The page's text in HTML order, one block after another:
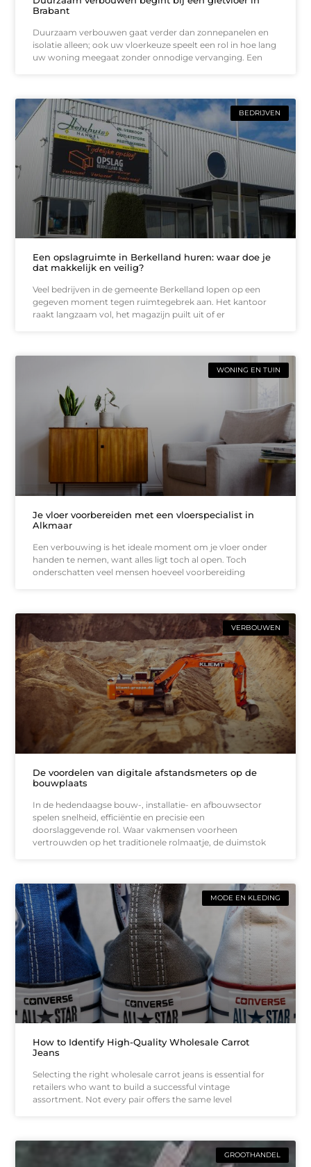
Brabant
Duurzaam verbouwen gaat verder dan zonnepanelen en
isolatie alleen; ook uw vloerkeuze speelt een rol in hoe lang
uw woning meegaat zonder onnodige vervanging. Een
BEDRIJVEN
Een opslagruimte in Berkelland huren: waar doe je
dat makkelijk en veilig?
Veel bedrijven in de gemeente Berkelland lopen op een
gegeven moment tegen ruimtegebrek aan. Het kantoor
raakt langzaam vol, het magazijn puilt uit of er
WONING EN TUIN
Je vloer voorbereiden met een vloerspecialist in
Alkmaar
Een verbouwing is het ideale moment om je vloer onder
handen te nemen, want alles ligt toch al open. Toch
onderschatten veel mensen hoeveel voorbereiding
VERBOUWEN
De voordelen van digitale afstandsmeters op de
bouwplaats
In de hedendaagse bouw-, installatie- en afbouwsector
spelen snelheid, efficiëntie en precisie een
doorslaggevende rol. Waar vakmensen voorheen
vertrouwden op het traditionele rolmaatje, de duimstok
MODE EN KLEDING
How to Identify High-Quality Wholesale Carrot
Jeans
Selecting the right wholesale carrot jeans is essential for
retailers who want to build a successful vintage
assortment. Not every pair offers the same level
GROOTHANDEL